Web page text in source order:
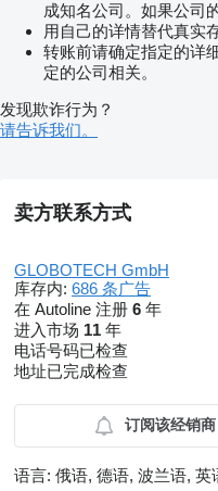
成知名公司。如果公司
用自己的详情替代真实
转账前请确定指定的详
定的公司相关。
发现欺诈行为？
请告诉我们。
卖方联系方式
GLOBOTECH GmbH
库存内: 686 条广告
在 Autoline 注册 6 年
进入市场 11 年
电话号码已检查
地址已完成检查
订阅该经销商
语言: 俄语, 德语, 波兰语, 英